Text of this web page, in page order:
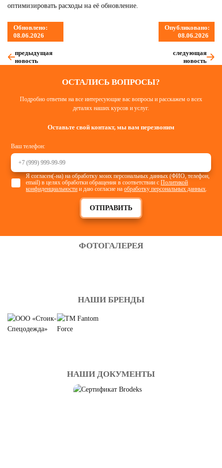
оптимизировать расходы на её обновление.
Обновлено:
08.06.2026
Опубликовано:
08.06.2026
предыдущая
новость
следующая
новость
ОСТАЛИСЬ ВОПРОСЫ?
Подробно ответим на все интересующие вас вопросы и расскажем о всех
деталях наших курсов и услуг.
Оставьте свой контакт, мы вам перезвоним
Ваш телефон:
ОТПРАВИТЬ
Я согласен(-на) на обработку моих персональных данных (ФИО, телефон,
email) в целях обработки обращения в соответствии сПолитикой
конфиденциальности и даю согласие наобработку персональных данных.
ФОТОГАЛЕРЕЯ
НАШИ БРЕНДЫ
НАШИ ДОКУМЕНТЫ